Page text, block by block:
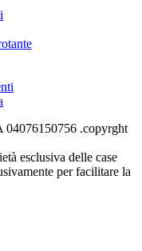
.copyrght
esclusiva delle case
per facilitare la